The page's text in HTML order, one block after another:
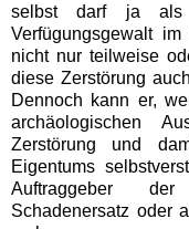
selbst darf ja als
Verfügungsgewalt
nicht nur teilweise
diese Zerstörung
Dennoch kann er,
archäologischen
Zerstörung und
Eigentums
Auftraggeber der
Schadenersatz oder